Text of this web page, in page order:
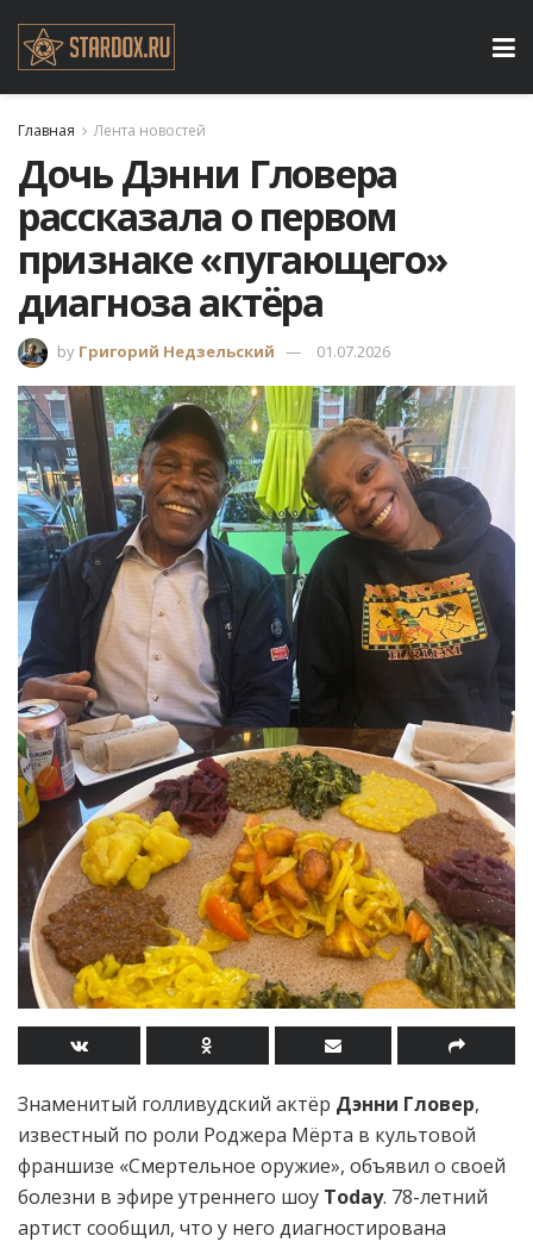
Главная Лента новостей
Дочь Дэнни Гловера
рассказала о первом
признаке «пугающего»
диагноза актёра
by Григорий Недзельский 01.07.2026
Знаменитый голливудский актёр Дэнни Гловер,
известный по роли Роджера Мёрта в культовой
франшизе «Смертельное оружие», объявил о своей
болезни в эфире утреннего шоу Today. 78-летний
артист сообщил, что у него диагностирована